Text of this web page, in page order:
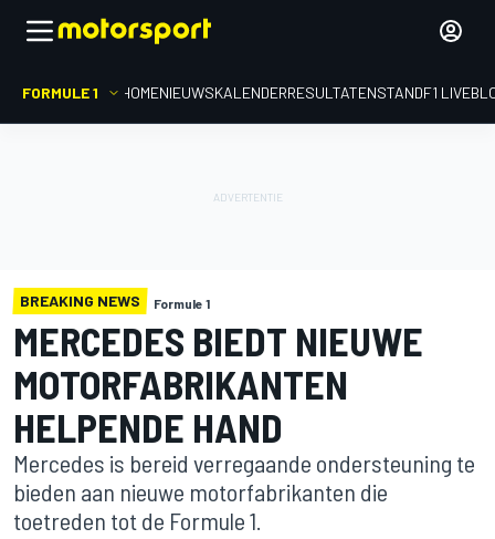
FORMULE 1 HOMENIEUWSKALENDERRESULTATENSTANDF1
BREAKING NEWS Formule 1
MERCEDES BIEDT NIEUWE
MOTORFABRIKANTEN
HELPENDE HAND
Mercedes is bereid verregaande ondersteuning te
bieden aan nieuwe motorfabrikanten die
toetreden tot de Formule 1.